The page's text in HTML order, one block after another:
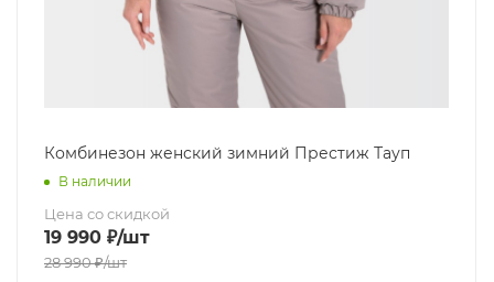
Комбинезон женский зимний Престиж Тауп
В наличии
Цена со скидкой
19 990 ₽/шт
28 990₽/шт